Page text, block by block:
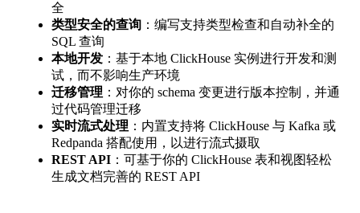
全
类型安全的查询 ：编写支持类型检查和自动补全的
SQL 查询
本地开发 ：基于本地 ClickHouse 实例进行开发和测
试，而不影响生产环境
迁移管理 ：对你的 schema 变更进行版本控制，并通
过代码管理迁移
实时流式处理 ：内置支持将 ClickHouse 与 Kafka 或
Redpanda 搭配使用，以进行流式摄取
REST API ：可基于你的 ClickHouse 表和视图轻松
生成文档完善的 REST API